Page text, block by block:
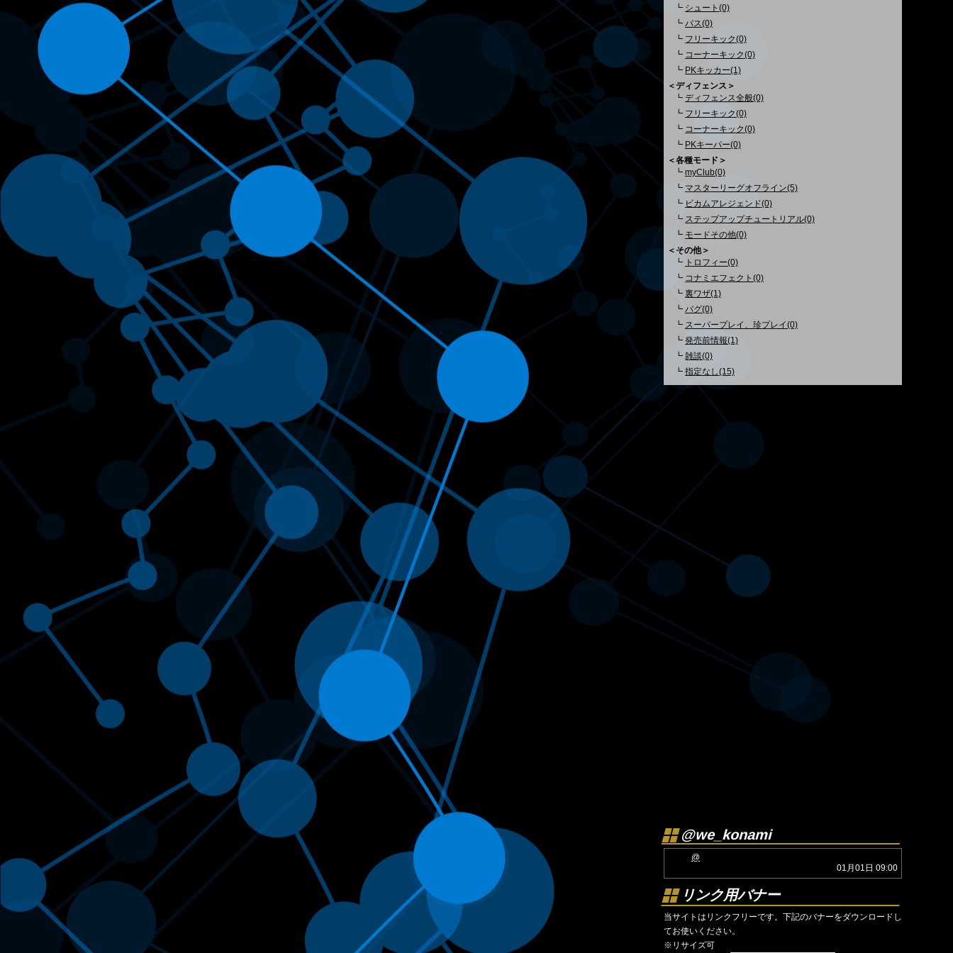
┗ シュート(0)
┗ パス(0)
┗ フリーキック(0)
┗ コーナーキック(0)
┗ PKキッカー(1)
＜ディフェンス＞
┗ ディフェンス全般(0)
┗ フリーキック(0)
┗ コーナーキック(0)
┗ PKキーパー(0)
＜各種モード＞
┗ myClub(0)
┗ マスターリーグオフライン(5)
┗ ビカムアレジェンド(0)
┗ ステップアップチュートリアル(0)
┗ モードその他(0)
＜その他＞
┗ トロフィー(0)
┗ コナミエフェクト(0)
┗ 裏ワザ(1)
┗ バグ(0)
┗ スーパープレイ、珍プレイ(0)
┗ 発売前情報(1)
┗ 雑談(0)
┗ 指定なし(15)
@we_konami
@
01月01日 09:00
リンク用バナー
当サイトはリンクフリーです。下記のバナーをダウンロードし
てお使いください。
※リサイズ可